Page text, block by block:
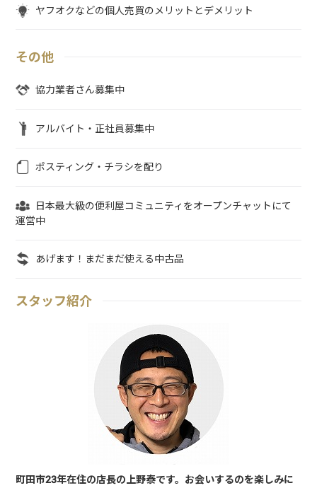
ヤフオクなどの個人売買のメリットとデメリット
その他
協力業者さん募集中
アルバイト・正社員募集中
ポスティング・チラシを配り
日本最大級の便利屋コミュニティをオープンチャットにて
運営中
あげます！まだまだ使える中古品
スタッフ紹介
町田市23年在住の店長の上野泰です。お会いするのを楽しみに